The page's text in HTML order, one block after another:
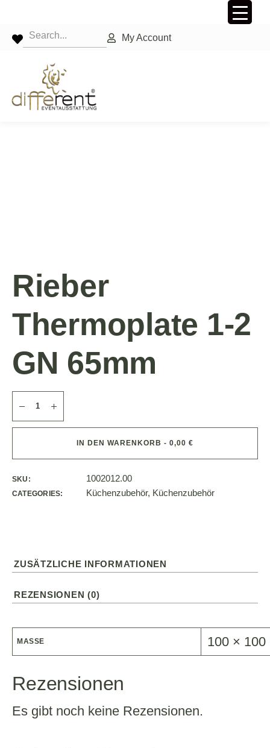
My Account
Rieber
Thermoplate 1-2
GN 65mm
IN DEN WARENKORB - 0,00 €
SKU: 1002012.00
CATEGORIES: Küchenzubehör, Küchenzubehör
ZUSÄTZLICHE INFORMATIONEN
REZENSIONEN (0)
MASSE 100 × 100
Rezensionen
Es gibt noch keine Rezensionen.